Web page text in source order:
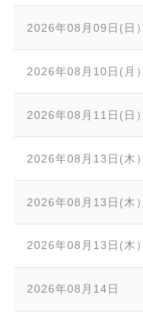
2026年08月09日(日）
2026年08月10日(月）
2026年08月11日(日）
2026年08月13日(木）
2026年08月13日(木）
2026年08月13日(木）
2026年08月14日